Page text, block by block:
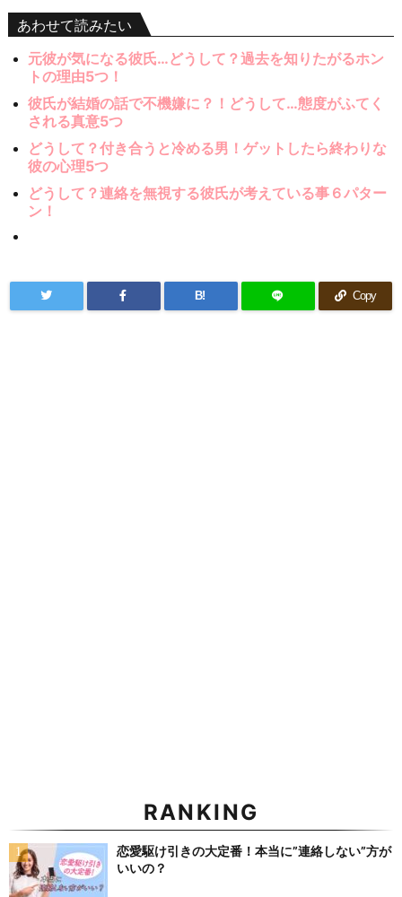
あわせて読みたい
元彼が気になる彼氏…どうして？過去を知りたがるホン
トの理由5つ！
彼氏が結婚の話で不機嫌に？！どうして…態度がふてく
される真意5つ
どうして？付き合うと冷める男！ゲットしたら終わりな
彼の心理5つ
どうして？連絡を無視する彼氏が考えている事６パター
ン！
B! Copy
RANKING
恋愛駆け引きの大定番！本当に”連絡しない”方が
いいの？